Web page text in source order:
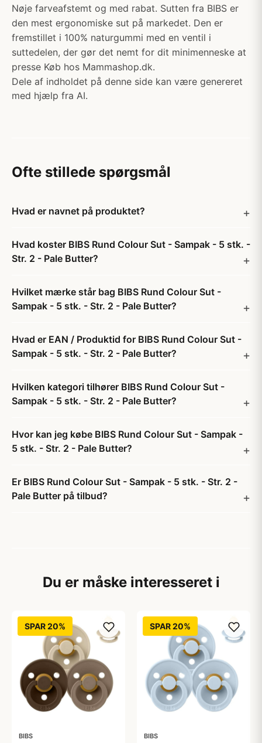
Nøje farveafstemt og med rabat. Sutten fra BIBS er
den mest ergonomiske sut på markedet. Den er
fremstillet i 100% naturgummi med en ventil i
suttedelen, der gør det nemt for dit minimenneske at
presse Køb hos Mammashop.dk.
Dele af indholdet på denne side kan være genereret
med hjælp fra AI.
Ofte stillede spørgsmål
Hvad er navnet på produktet?
Hvad koster BIBS Rund Colour Sut - Sampak - 5 stk. -
Str. 2 - Pale Butter?
Hvilket mærke står bag BIBS Rund Colour Sut -
Sampak - 5 stk. - Str. 2 - Pale Butter?
Hvad er EAN / Produktid for BIBS Rund Colour Sut -
Sampak - 5 stk. - Str. 2 - Pale Butter?
Hvilken kategori tilhører BIBS Rund Colour Sut -
Sampak - 5 stk. - Str. 2 - Pale Butter?
Hvor kan jeg købe BIBS Rund Colour Sut - Sampak -
5 stk. - Str. 2 - Pale Butter?
Er BIBS Rund Colour Sut - Sampak - 5 stk. - Str. 2 -
Pale Butter på tilbud?
Du er måske interesseret i
SPAR 20%
BIBS
SPAR 20%
BIBS